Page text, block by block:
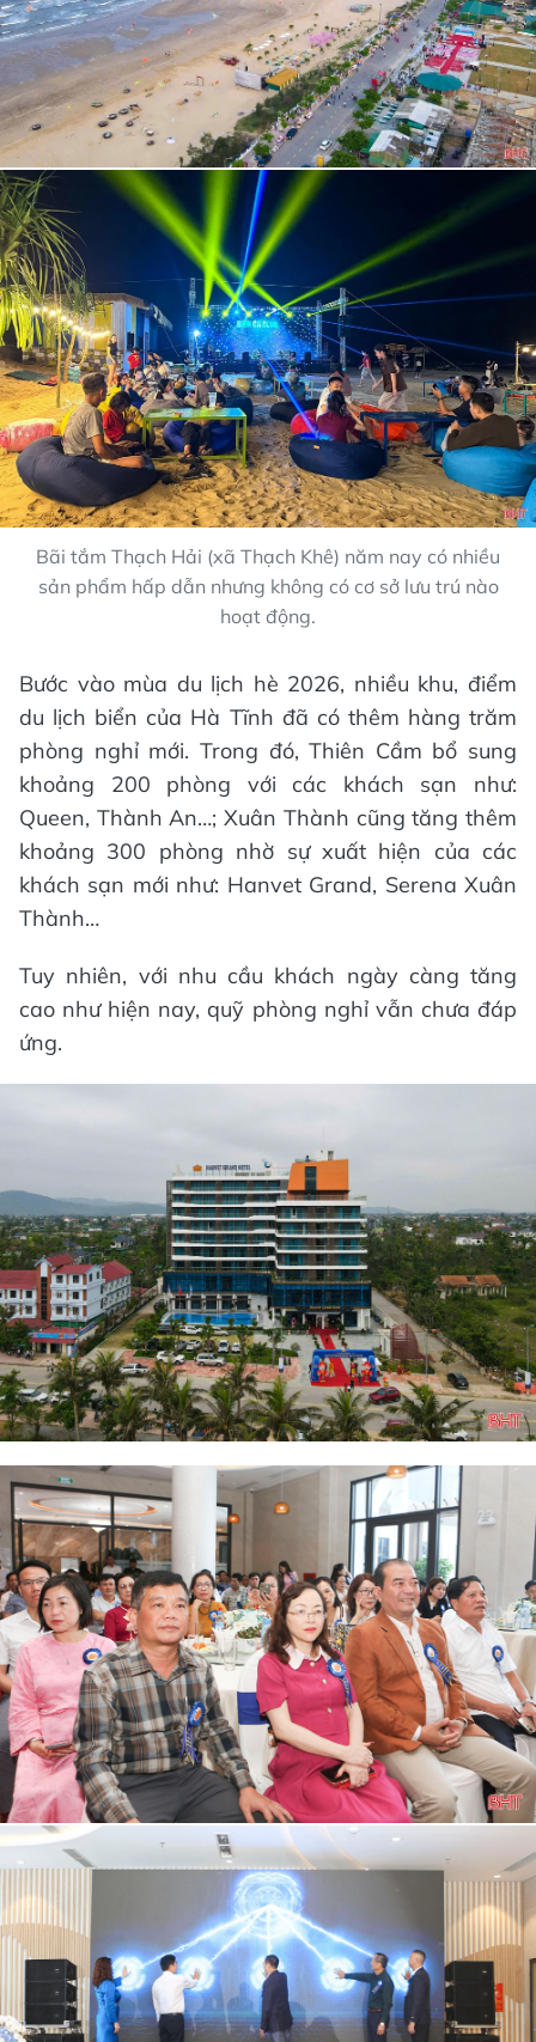
Bãi tắm Thạch Hải (xã Thạch Khê) năm nay có nhiều
sản phẩm hấp dẫn nhưng không có cơ sở lưu trú nào
hoạt động.
Bước vào mùa du lịch hè 2026, nhiều khu, điểm
du lịch biển của Hà Tĩnh đã có thêm hàng trăm
phòng nghỉ mới. Trong đó, Thiên Cầm bổ sung
khoảng 200 phòng với các khách sạn như:
Queen, Thành An…; Xuân Thành cũng tăng thêm
khoảng 300 phòng nhờ sự xuất hiện của các
khách sạn mới như: Hanvet Grand, Serena Xuân
Thành…
Tuy nhiên, với nhu cầu khách ngày càng tăng
cao như hiện nay, quỹ phòng nghỉ vẫn chưa đáp
ứng.